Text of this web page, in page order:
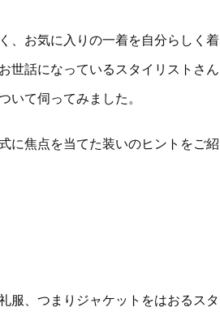
、お気に入りの一着を自分らしく着
世話になっているスタイリストさん
いて伺ってみました。
に焦点を当てた装いのヒントをご紹
服、つまりジャケットをはおるスタ